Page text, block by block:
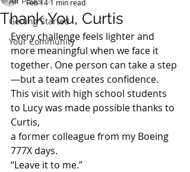
Getting Started
Your Community
Thank You, Curtis
Feb 14 1 min read
Every challenge feels lighter and
more meaningful when we face it
together. One person can take a step
—but a team creates confidence.
This visit with high school students
to Lucy was made possible thanks to
Curtis,
a former colleague from my Boeing
777X days.
“Leave it to me.”